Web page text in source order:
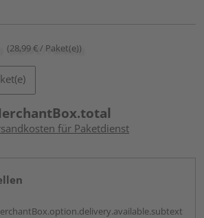
(28,99 € / Paket(e))
für Paketdienst